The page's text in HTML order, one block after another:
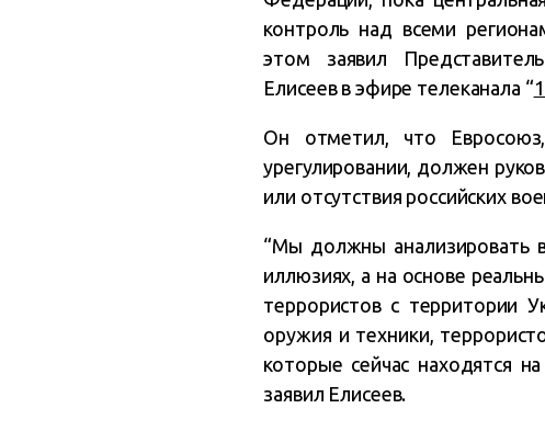
контроль над всеми
этом заявил
Елисеевв эфире телеканала “
Он отметил, что
урегулировании, должен
или отсутствия российских
“Мы должны анализировать
иллюзиях, а на основе
террористов с территории
оружия и техники,
которые сейчас находятся
заявил Елисеев.